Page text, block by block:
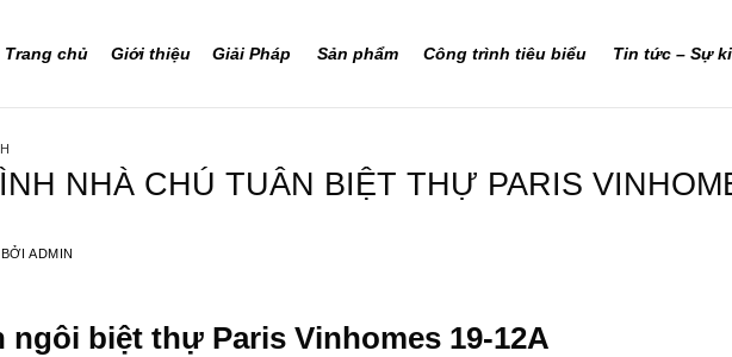
Trang chủ Giới thiệu Giải Pháp Sản phẩm Công trình tiêu biểu Tin tức – Sự
NHÀ CHÚ TUÂN BIỆT THỰ PARIS
BỞIADMIN
ngôi biệt thự Paris Vinhomes 19-12A